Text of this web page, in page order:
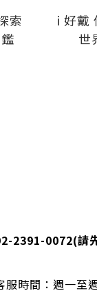
索
i 好戴
世
2391-0072(請
服時間： 週一至